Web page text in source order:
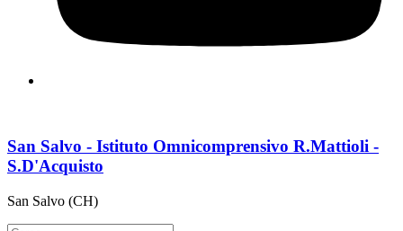
San Salvo - Istituto Omnicomprensivo R.Mattioli -
S.D'Acquisto
San Salvo (CH)